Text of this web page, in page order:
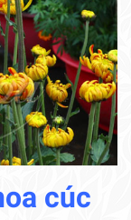
cúc